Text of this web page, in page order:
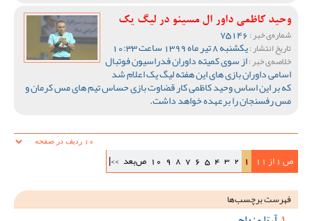
وحید کاظمی داور ال مسینو در لیگ یک
شماره‌ی خبر :
تاریخ انتشار :یکشنبه 8 تیر ماه 1399 ساعت 10:33
خلاصه‌ی خبر :از سوی کمیته داوران فدراسیون فوتبال
اسامی داوران بازی های این هفته لیگ یک اعلام شد
که بر این اساس وحید کاظمی کار قضاوت بازی حساس تیم های مس کرمان و
مس رفسنجان را برعهده خواهد داشت.
ص 1 از 11 1
2
3
4
5
6
7
8
9
10 ص‌بعد >>|
فهرست برچسب‌ها